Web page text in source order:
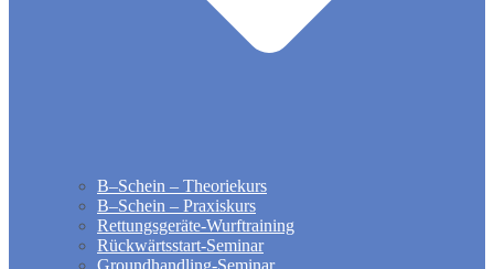
B–Schein – Theoriekurs
B–Schein – Praxiskurs
Rettungsgeräte-Wurftraining
Rückwärtsstart-Seminar
Groundhandling​-Seminar